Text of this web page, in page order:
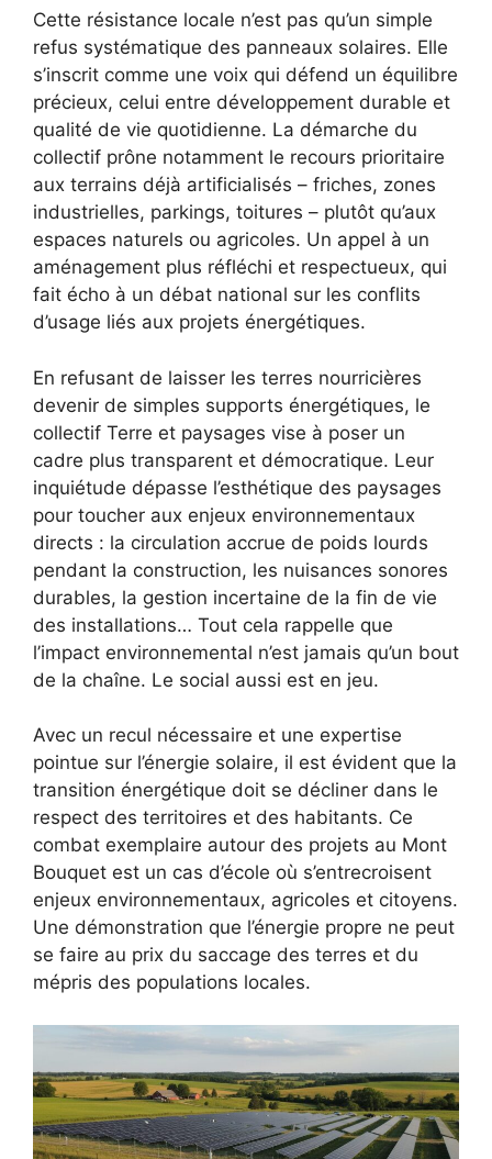
Cette résistance locale n’est pas qu’un simple
refus systématique des panneaux solaires. Elle
s’inscrit comme une voix qui défend un équilibre
précieux, celui entre développement durable et
qualité de vie quotidienne. La démarche du
collectif prône notamment le recours prioritaire
aux terrains déjà artificialisés – friches, zones
industrielles, parkings, toitures – plutôt qu’aux
espaces naturels ou agricoles. Un appel à un
aménagement plus réfléchi et respectueux, qui
fait écho à un débat national sur les conflits
d’usage liés aux projets énergétiques.
En refusant de laisser les terres nourricières
devenir de simples supports énergétiques, le
collectif Terre et paysages vise à poser un
cadre plus transparent et démocratique. Leur
inquiétude dépasse l’esthétique des paysages
pour toucher aux enjeux environnementaux
directs : la circulation accrue de poids lourds
pendant la construction, les nuisances sonores
durables, la gestion incertaine de la fin de vie
des installations… Tout cela rappelle que
l’impact environnemental n’est jamais qu’un bout
de la chaîne. Le social aussi est en jeu.
Avec un recul nécessaire et une expertise
pointue sur l’énergie solaire, il est évident que la
transition énergétique doit se décliner dans le
respect des territoires et des habitants. Ce
combat exemplaire autour des projets au Mont
Bouquet est un cas d’école où s’entrecroisent
enjeux environnementaux, agricoles et citoyens.
Une démonstration que l’énergie propre ne peut
se faire au prix du saccage des terres et du
mépris des populations locales.